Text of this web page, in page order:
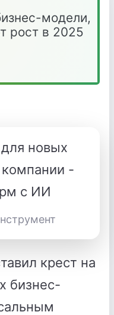
модели,
рост в 2025
новых
-
с ИИ
крест на
бизнес-